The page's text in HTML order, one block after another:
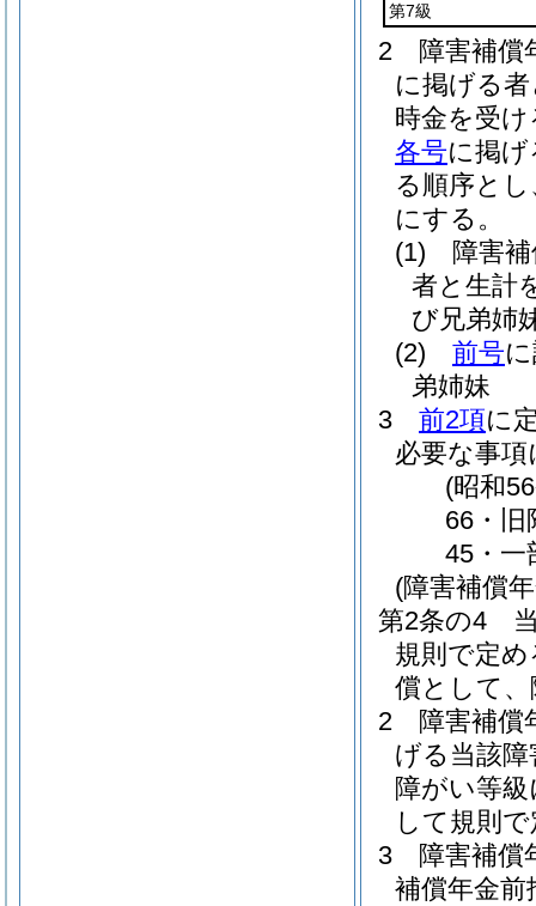
第7級
2
障害補償
に掲げる
時金を受
各号に掲
る順序と
にする。
(1)
障害
者と生計
び兄弟姉
(2)
前号
弟姉妹
3
前2項に
必要な事
(昭和
66・旧
45・一
(障害補償
第2条の4
規則で定
償として
2
障害補償
げる当該
障がい等
して規則
3
障害補償
補償年金前